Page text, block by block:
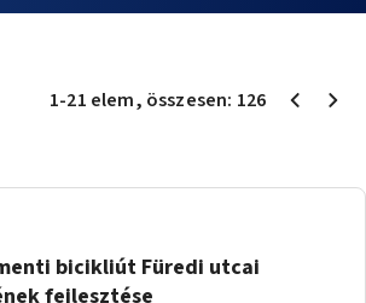
1-21 elem, összesen: 126
bicikliút Füredi utcai
fejlesztése